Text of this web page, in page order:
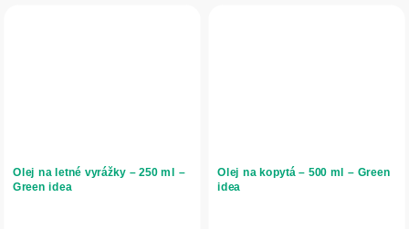
Olej na letné vyrážky – 250 ml –
Green idea
Olej na kopytá – 500 ml – Green
idea